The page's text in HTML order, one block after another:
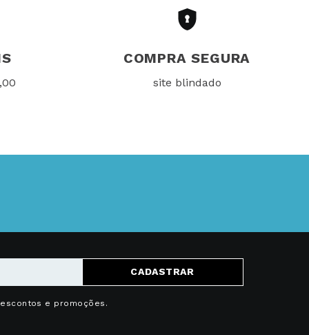
COMPRA SEGURA
site blindado
CADASTRAR
e promoções.